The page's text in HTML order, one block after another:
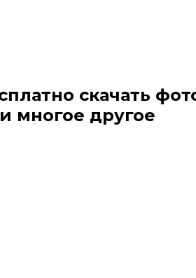
скачать
многое другое